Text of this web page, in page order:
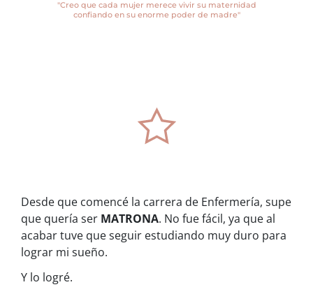
"Creo que cada mujer merece vivir su maternidad
confiando en su enorme poder de madre"
Desde que comencé la carrera de Enfermería, supe
que quería ser MATRONA. No fue fácil, ya que al
acabar tuve que seguir estudiando muy duro para
lograr mi sueño.
Y lo logré.